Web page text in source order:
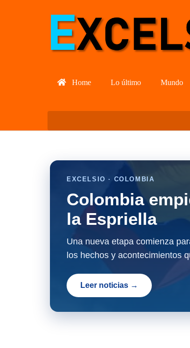
Home Lo último Mundo
EXCELSIO · COLOMBIA
Colombia
la Espriella
Una nueva etapa comienza
los hechos y acontecimientos
Leer noticias →